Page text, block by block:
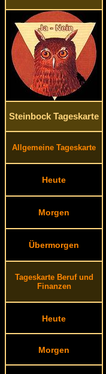
Steinbock Tageskarte
Allgemeine Tageskarte
Heute
Morgen
Übermorgen
Tageskarte Beruf und
Finanzen
Heute
Morgen